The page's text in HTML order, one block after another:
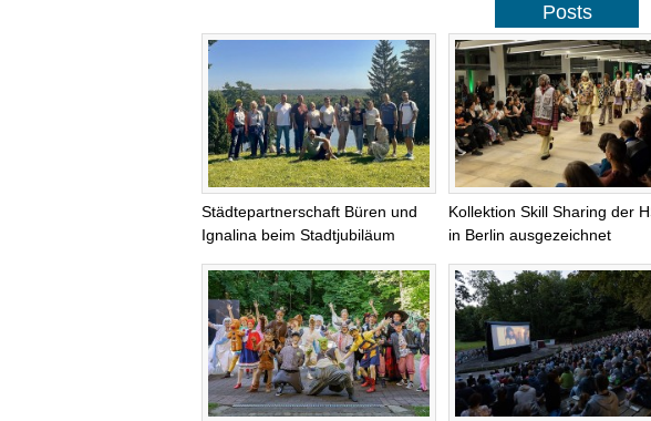
Posts
Städtepartnerschaft Büren und
Ignalina beim Stadtjubiläum
Kollektion Skill Sharing der
in Berlin ausgezeichnet